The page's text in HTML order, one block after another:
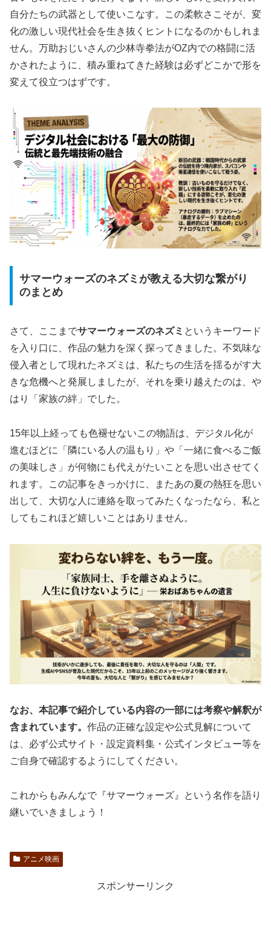
自分たちの武器として使いこなす。この柔軟さこそが、変
化の激しい現代社会を生き抜くヒントになるのかもしれま
せん。万助おじいさんの少林寺拳法がOZ内での格闘に活
かされたように、 積み重ねてきた経験は必ずどこかで形を
変えて役立つはずです。
サマーウォーズのネズミが教える大切な繋がり
のまとめ
さて、ここまでサマーウォーズのネズミ というキーワード
を入り口に、作品の魅力を深く探ってきました。不気味な
侵入者として現れたネズミは、私たちの生活を揺るがす大
きな危機へと発展しましたが、それを乗り越えたのは、や
はり「家族の絆」でした。
15年以上経っても色褪せないこの物語は、デジタル化が
進むほどに「隣にいる人の温もり」や「一緒に食べるご飯
の美味しさ」が何物にも代えがたいことを思い出させてく
れます。この記事をきっかけに、またあの夏の熱狂を思い
出して、大切な人に連絡を取ってみたくなったなら、私と
してもこれほど嬉しいことはありません。
なお、本記事で紹介している内容の一部には考察や解釈が
含まれています。 作品の正確な設定や公式見解について
は、必ず公式サイト・設定資料集・公式インタビュー等を
ご自身で確認するようにしてください。
これからもみんなで『サマーウォーズ』という名作を語り
継いでいきましょう！
アニメ映画
スポンサーリンク